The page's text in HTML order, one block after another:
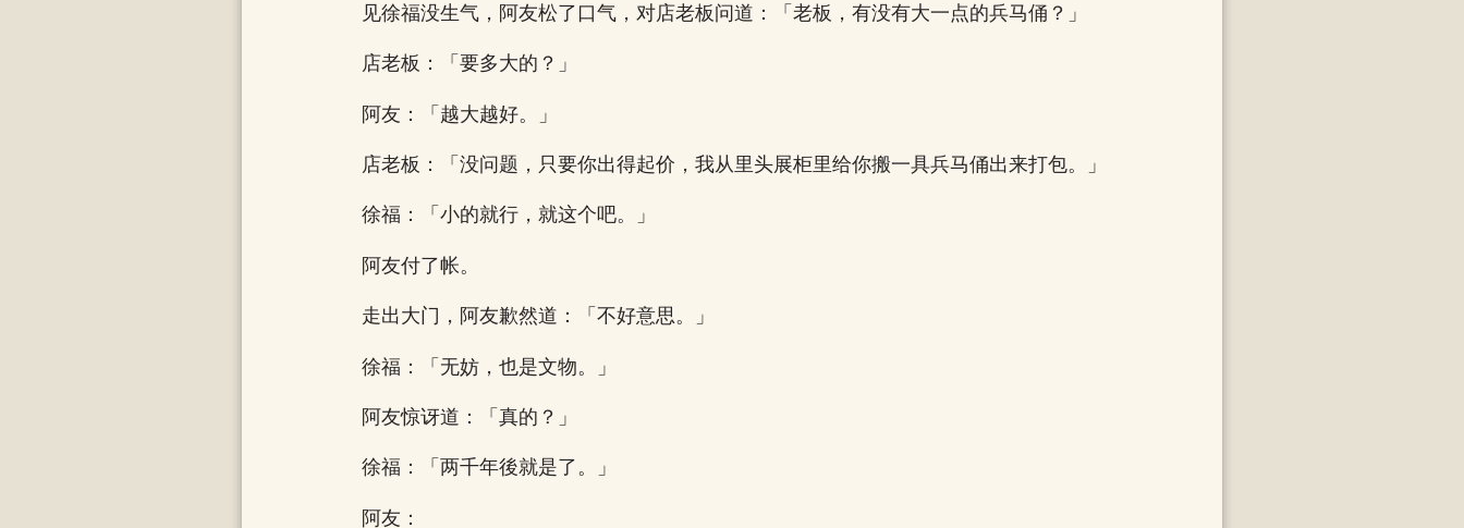
见徐福没生气，阿友松了口气，对店老板问道：「老板，有没有大一点的兵马俑？」
店老板：「要多大的？」
阿友：「越大越好。」
店老板：「没问题，只要你出得起价，我从里头展柜里给你搬一具兵马俑出来打包。」
徐福：「小的就行，就这个吧。」
阿友付了帐。
走出大门，阿友歉然道：「不好意思。」
徐福：「无妨，也是文物。」
阿友惊讶道：「真的？」
徐福：「两千年後就是了。」
阿友：